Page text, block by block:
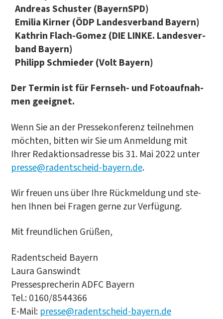
Andre­as Schus­ter (Bay­ern­SPD)
Emi­lia Kir­ner (ÖDP Lan­des­ver­band Bay­ern)
Kath­rin Flach-Gomez (DIE LIN­KE. Lan­des­ver­
band Bay­ern)
Phil­ipp Schmie­der (Volt Bayern)
Der Ter­min ist für Fern­seh- und Foto­auf­nah­
men geeignet.
Wenn Sie an der Pres­se­kon­fe­renz teil­neh­men
möch­ten, bit­ten wir Sie um Anmel­dung mit
Ihrer Redak­ti­ons­adres­se bis 31. Mai 2022 unter
presse@radentscheid-bayern.de.
Wir freu­en uns über Ihre Rück­mel­dung und ste­
hen Ihnen bei Fra­gen ger­ne zur Verfügung.
Mit freund­li­chen Grüßen,
Radent­scheid Bay­ern
Lau­ra Gans­windt
Pres­se­spre­che­rin ADFC Bay­ern
Tel.: 0160/8544366
E‑Mail: presse@radentscheid-bayern.de